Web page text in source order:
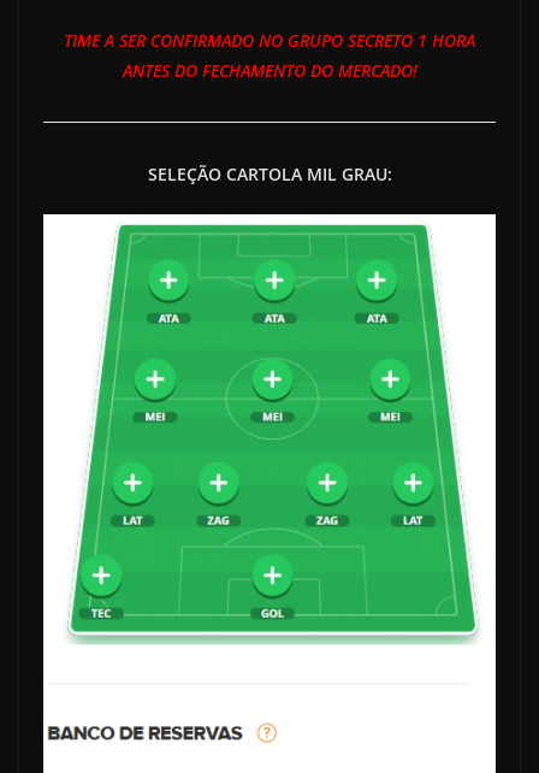
TIME A SER CONFIRMADO NO GRUPO SECRETO 1 HORA
ANTES DO FECHAMENTO DO MERCADO!
SELEÇÃO CARTOLA MIL GRAU: